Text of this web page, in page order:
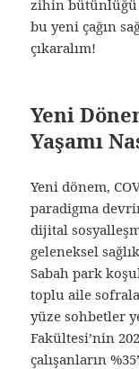
zihin bütünlüğü
bu yeni çağın
çıkaralım!
Yeni
Yaşamı
Yeni dönem,
paradigma
dijital
geleneksel
Sabah park
toplu aile
yüze sohbetler
Fakültesi’nin
çalışanların